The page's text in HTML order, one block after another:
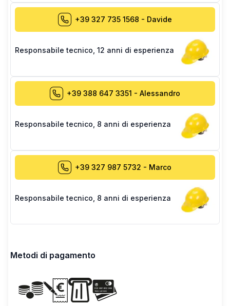
+39 327 735 1568 - Davide
Responsabile tecnico 12 anni di esperienza
+39 388 647 3351 - Alessandro
Responsabile tecnico 8 anni di esperienza
+39 327 987 5732 - Marco
Responsabile tecnico 8 anni di esperienza
Metodi di pagamento